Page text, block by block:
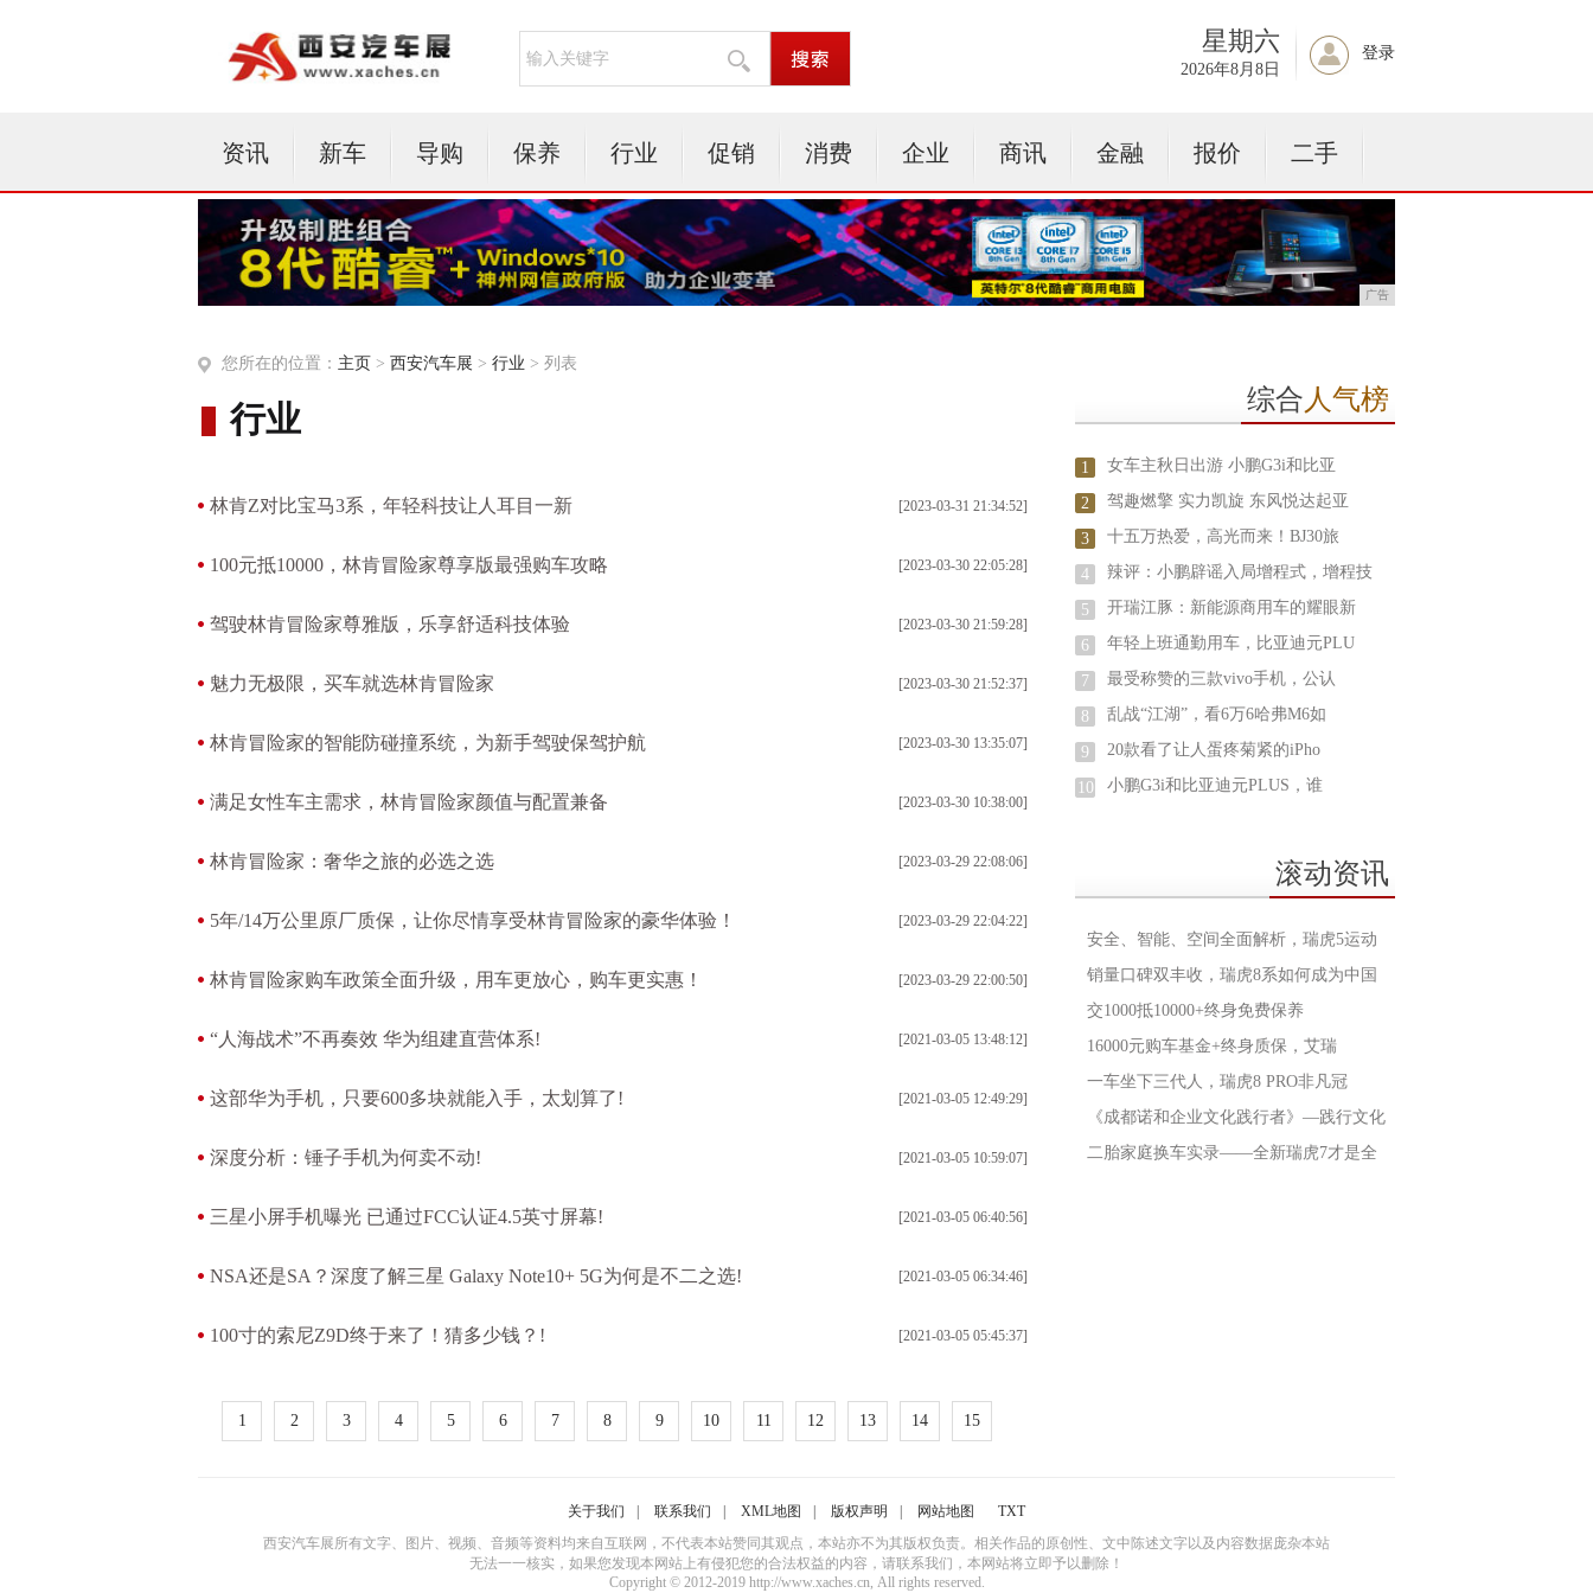
星期六
2026年8月8日
登录
资讯 新车 导购 保养 行业 促销 消费 企业 商讯 金融 报价 二手
广告
您所在的位置： 主页 > 西安汽车展 > 行业 > 列表
行业
林肯Z对比宝马3系，年轻科技让人耳目一新 [2023-03-31 21:34:52]
100元抵10000，林肯冒险家尊享版最强购车攻略 [2023-03-30 22:05:28]
驾驶林肯冒险家尊雅版，乐享舒适科技体验 [2023-03-30 21:59:28]
魅力无极限，买车就选林肯冒险家 [2023-03-30 21:52:37]
林肯冒险家的智能防碰撞系统，为新手驾驶保驾护航 [2023-03-30 13:35:07]
满足女性车主需求，林肯冒险家颜值与配置兼备 [2023-03-30 10:38:00]
林肯冒险家：奢华之旅的必选之选 [2023-03-29 22:08:06]
5年/14万公里原厂质保，让你尽情享受林肯冒险家的豪华体验！ [2023-03-29 22:04:22]
林肯冒险家购车政策全面升级，用车更放心，购车更实惠！ [2023-03-29 22:00:50]
“人海战术”不再奏效 华为组建直营体系! [2021-03-05 13:48:12]
这部华为手机，只要600多块就能入手，太划算了! [2021-03-05 12:49:29]
深度分析：锤子手机为何卖不动! [2021-03-05 10:59:07]
三星小屏手机曝光 已通过FCC认证4.5英寸屏幕! [2021-03-05 06:40:56]
NSA还是SA？深度了解三星 Galaxy Note10+ 5G为何是不二之选! [2021-03-05 06:34:46]
100寸的索尼Z9D终于来了！猜多少钱？! [2021-03-05 05:45:37]
1 2 3 4 5 6 7 8 9 10 11 12 13 14 15
综合 人气榜
1 女车主秋日出游 小鹏G3i和比亚
2 驾趣燃擎 实力凯旋 东风悦达起亚
3 十五万热爱，高光而来！BJ30旅
4 辣评：小鹏辟谣入局增程式，增程技
5 开瑞江豚：​新能源商用车的耀眼新
6 年轻上班通勤用车，比亚迪元PLU
7 最受称赞的三款vivo手机，公认
8 乱战“江湖”，看6万6哈弗M6如
9 20款看了让人蛋疼菊紧的iPho
10 小鹏G3i和比亚迪元PLUS，谁
滚动资讯
安全、智能、空间全面解析，瑞虎5运动
销量口碑双丰收，瑞虎8系如何成为中国
交1000抵10000+终身免费保养
16000元购车基金+终身质保，艾瑞
一车坐下三代人，瑞虎8 PRO非凡冠
《成都诺和企业文化践行者》—践行文化
二胎家庭换车实录——全新瑞虎7才是全
关于我们 联系我们 XML地图 版权声明 网站地图
TXT
西安汽车展所有文字、图片、视频、音频等资料均来自互联网，不代表本站赞同其观点，本站亦不为其版权负责。相关作品的原创性、文中陈述文字以及内容数据庞杂本站
无法一一核实，如果您发现本网站上有侵犯您的合法权益的内容，请联系我们，本网站将立即予以删除！
Copyright © 2012-2019 http://www.xaches.cn, All rights reserved.